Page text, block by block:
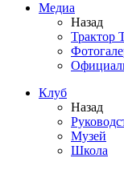
Медиа
Назад
Трактор
Клуб
Назад
Музей
Школа